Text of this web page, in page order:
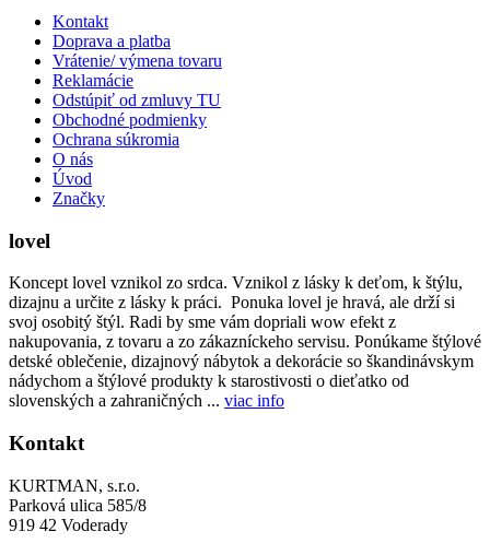
Kontakt
Doprava a platba
Vrátenie/ výmena tovaru
Reklamácie
Odstúpiť od zmluvy TU
Obchodné podmienky
Ochrana súkromia
O nás
Úvod
Značky
lovel
Koncept lovel vznikol zo srdca. Vznikol z lásky k deťom, k štýlu,
dizajnu a určite z lásky k práci. Ponuka lovel je hravá, ale drží si
svoj osobitý štýl. Radi by sme vám dopriali wow efekt z
nakupovania, z tovaru a zo zákazníckeho servisu. Ponúkame štýlové
detské oblečenie, dizajnový nábytok a dekorácie so škandinávskym
nádychom a štýlové produkty k starostivosti o dieťatko od
slovenských a zahraničných ... viac info
Kontakt
KURTMAN, s.r.o.
Parková ulica 585/8
919 42 Voderady